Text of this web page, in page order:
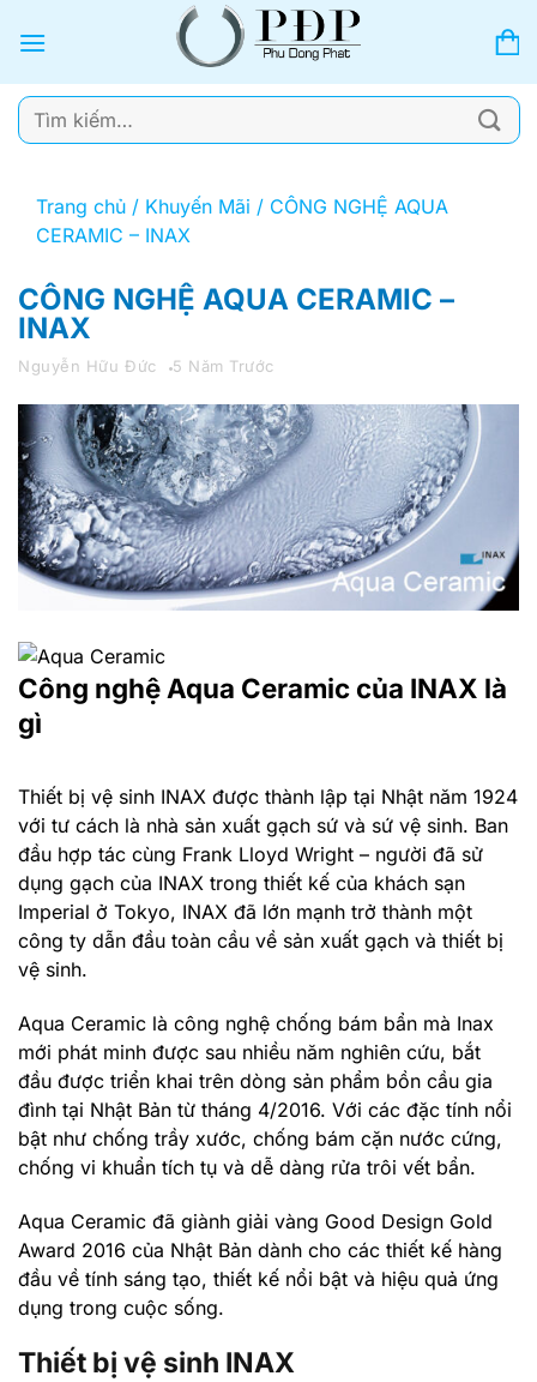
qua
dung
Tìm
kiếm:
Trang chủ / Khuyến Mãi / CÔNG NGHỆ AQUA
CERAMIC – INAX
CÔNG NGHỆ AQUA CERAMIC –
INAX
Nguyễn Hữu Đức 5 Năm Trước
Công nghệ Aqua Ceramic của INAX là
gì
Thiết bị vệ sinh INAX được thành lập tại Nhật năm 1924
với tư cách là nhà sản xuất gạch sứ và sứ vệ sinh. Ban
đầu hợp tác cùng Frank Lloyd Wright – người đã sử
dụng gạch của INAX trong thiết kế của khách sạn
Imperial ở Tokyo, INAX đã lớn mạnh trở thành một
công ty dẫn đầu toàn cầu về sản xuất gạch và thiết bị
vệ sinh.
Aqua Ceramic là công nghệ chống bám bẩn mà Inax
mới phát minh được sau nhiều năm nghiên cứu, bắt
đầu được triển khai trên dòng sản phẩm bồn cầu gia
đình tại Nhật Bản từ tháng 4/2016. Với các đặc tính nổi
bật như chống trầy xước, chống bám cặn nước cứng,
chống vi khuẩn tích tụ và dễ dàng rửa trôi vết bẩn.
Aqua Ceramic đã giành giải vàng Good Design Gold
Award 2016 của Nhật Bản dành cho các thiết kế hàng
đầu về tính sáng tạo, thiết kế nổi bật và hiệu quả ứng
dụng trong cuộc sống.
Thiết bị vệ sinh INAX